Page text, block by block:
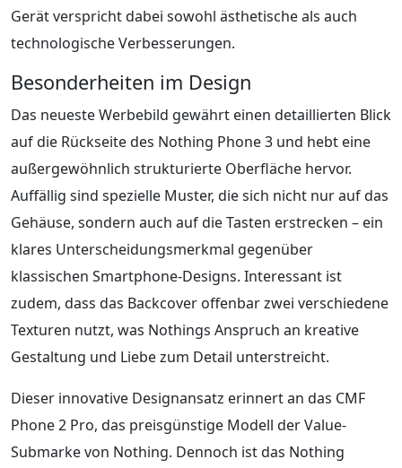
Gerät verspricht dabei sowohl ästhetische als auch
technologische Verbesserungen.
Besonderheiten im Design
Das neueste Werbebild gewährt einen detaillierten Blick
auf die Rückseite des Nothing Phone 3 und hebt eine
außergewöhnlich strukturierte Oberfläche hervor.
Auffällig sind spezielle Muster, die sich nicht nur auf das
Gehäuse, sondern auch auf die Tasten erstrecken – ein
klares Unterscheidungsmerkmal gegenüber
klassischen Smartphone-Designs. Interessant ist
zudem, dass das Backcover offenbar zwei verschiedene
Texturen nutzt, was Nothings Anspruch an kreative
Gestaltung und Liebe zum Detail unterstreicht.
Dieser innovative Designansatz erinnert an das CMF
Phone 2 Pro, das preisgünstige Modell der Value-
Submarke von Nothing. Dennoch ist das Nothing